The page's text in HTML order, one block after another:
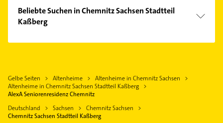
Hilbersdorf
Hutholz
Kapellenberg
Schloßchemnitz
Siegmar
Sonnenberg
Hartmannsdorf bei Chemnitz
Burkhardtsdorf
Augustusburg
Hohenstein-Ernstthal
Oberlungwitz
Bestatter
Phoniatrie
Fenster
Dachdecker
Rohrreinigung
Beliebte Suchen in Chemnitz Sachsen Stadtteil
Kaßberg
Bauunternehmen
Klempner
Sanitärinstallation
Gelbe Seiten Altenheime
Altenheime in Chemnitz Sachsen
Altenheime in Chemnitz Sachsen Stadtteil Kaßberg
AlexA Seniorenresidenz Chemnitz
Deutschland
Sachsen
Chemnitz Sachsen
Chemnitz Sachsen Stadtteil Kaßberg